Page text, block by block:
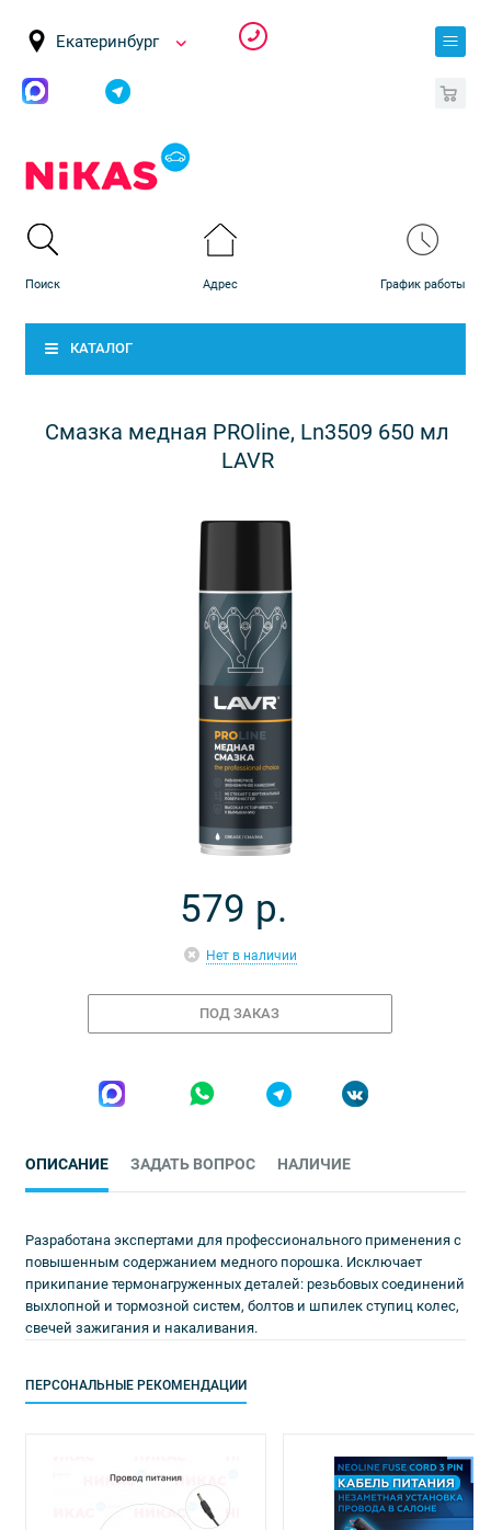
Екатеринбург
КАТАЛОГ
Cмазка медная PROline, Ln3509 650 мл
LAVR
579 р.
Нет в наличии
ПОД ЗАКАЗ
ОПИСАНИЕ ЗАДАТЬ ВОПРОС НАЛИЧИЕ
Разработана экспертами для профессионального применения с
повышенным содержанием медного порошка. Исключает
прикипание термонагруженных деталей: резьбовых соединений
выхлопной и тормозной систем, болтов и шпилек ступиц колес,
свечей зажигания и накаливания.
ПЕРСОНАЛЬНЫЕ РЕКОМЕНДАЦИИ